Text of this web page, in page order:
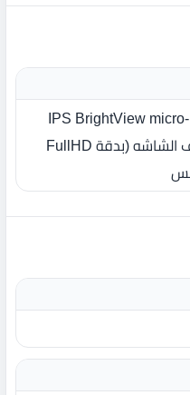
13.3 بوصة‏‏ قُطرية عالية الجودة IPS BrightView micro-
WLED-backlit ‏وانحاءات لأطراف الشاشه (بدقة FullHD